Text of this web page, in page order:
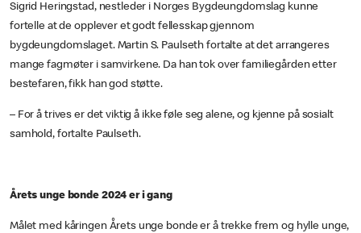
Sigrid Heringstad, nestleder i Norges Bygdeungdomslag kunne
fortelle at de opplever et godt fellesskap gjennom
bygdeungdomslaget. Martin S. Paulseth fortalte at det arrangeres
mange fagmøter i samvirkene. Da han tok over familiegården etter
bestefaren, fikk han god støtte.
– For å trives er det viktig å ikke føle seg alene, og kjenne på sosialt
samhold, fortalte Paulseth.
Årets unge bonde 2024 er i gang
Målet med kåringen Årets unge bonde er å trekke frem og hylle unge,